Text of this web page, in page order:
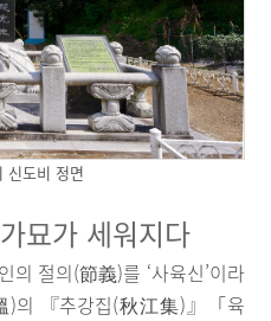
신도비 정면
묘가 세워지다
의 절의(節義)를 ‘사육신’이라
)의 『추강집(秋江集)』「육